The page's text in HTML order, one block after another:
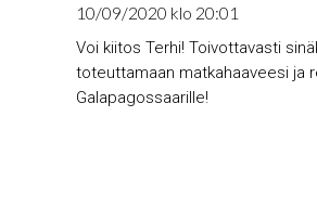
10/09/2020 klo 20:01
Voi kiitos Terhi! Toivottavasti
toteuttamaan matkahaaveesi ja
Galapagossaarille!